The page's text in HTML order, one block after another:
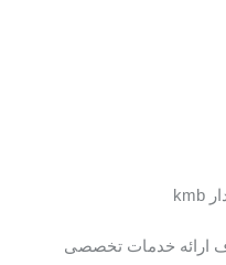
ارائه خدمات تخصصی